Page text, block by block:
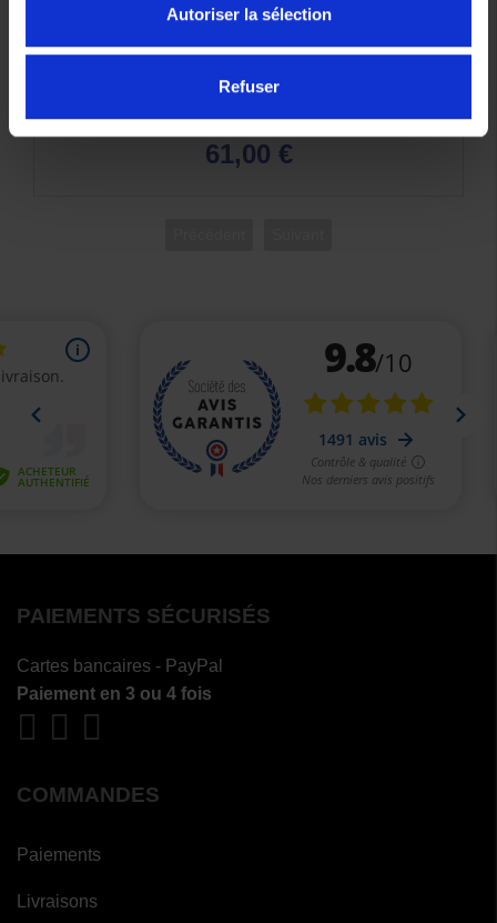
Autoriser la sélection
Refuser
Pads latéraux de réservoir YAMAHA pour MT-09
61,00 €
PAIEMENTS SÉCURISÉS
Cartes bancaires - PayPal
Paiement en 3 ou 4 fois
COMMANDES
Paiements
Livraisons